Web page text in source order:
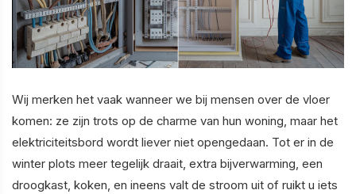
Wij merken het vaak wanneer we bij mensen over de vloer
komen: ze zijn trots op de charme van hun woning, maar het
elektriciteitsbord wordt liever niet opengedaan. Tot er in de
winter plots meer tegelijk draait, extra bijverwarming, een
droogkast, koken, en ineens valt de stroom uit of ruikt u iets